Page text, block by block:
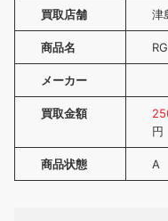
買取店舗 津
商品名
メーカー
買取金額
円
商品状態 A